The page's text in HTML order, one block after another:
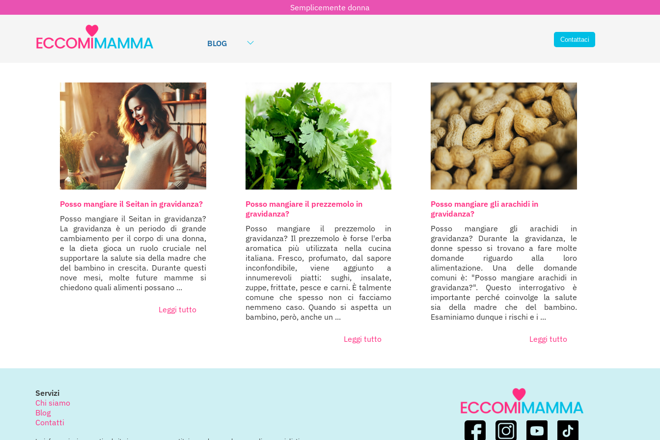
Semplicemente donna
BLOG
Posso mangiare il Seitan in gravidanza?
Posso mangiare il Seitan in gravidanza?
La gravidanza è un periodo di grande
cambiamento per il corpo di una donna,
e la dieta gioca un ruolo cruciale nel
supportare la salute sia della madre che
del bambino in crescita. Durante questi
nove mesi, molte future mamme si
chiedono quali alimenti possano ...
Leggi tutto
Posso mangiare il prezzemolo in
gravidanza?
Posso mangiare il prezzemolo in
gravidanza? Il prezzemolo è forse l'erba
aromatica più utilizzata nella cucina
italiana. Fresco, profumato, dal sapore
inconfondibile, viene aggiunto a
innumerevoli piatti: sughi, insalate,
zuppe, frittate, pesce e carni. È talmente
comune che spesso non ci facciamo
nemmeno caso. Quando si aspetta un
bambino, però, anche un ...
Leggi tutto
Posso mangiare gli arachidi in
gravidanza?
Posso mangiare gli arachidi in
gravidanza? Durante la gravidanza, le
donne spesso si trovano a fare molte
domande riguardo alla loro
alimentazione. Una delle domande
comuni è: "Posso mangiare arachidi in
gravidanza?". Questo interrogativo è
importante perché coinvolge la salute
sia della madre che del bambino.
Esaminiamo dunque i rischi e i ...
Leggi tutto
Servizi
Chi siamo
Blog
Contatti